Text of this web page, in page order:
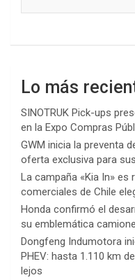
Lo más
SINOTRUK Pick-ups
en la Expo Compras
GWM inicia la preventa
oferta exclusiva para
La campaña «Kia In»
comerciales de Chile
Honda confirmó el
su emblemática
Dongfeng Indumotora
PHEV: hasta 1.110 km
lejos